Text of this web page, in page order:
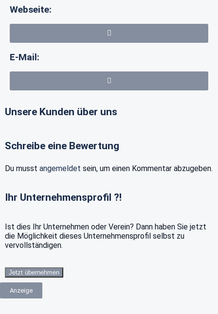
Webseite:
E-Mail:
Unsere Kunden über uns
Schreibe eine Bewertung
Du musst angemeldet sein, um einen Kommentar abzugeben.
Ihr Unternehmensprofil ?!
Ist dies Ihr Unternehmen oder Verein? Dann haben Sie jetzt
die Möglichkeit dieses Unternehmensprofil selbst zu
vervollständigen.
Jetzt übernehmen
Anzeige